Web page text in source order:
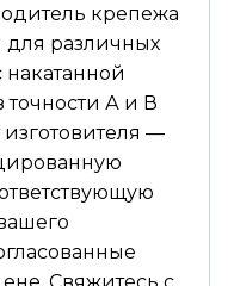
крепежа
для различных
накатанной
точности А и В
изготовителя —
Свяжитесь с